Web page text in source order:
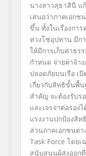
นางสาวสุธาสินี แ
เสนอว่าภาคเอกช
ขึ้น ทั้งในเรื่องกา
ห่วงโซ่อุปทาน มีก
ให้มีการเก็บค่าธร
กำหนด จ่ายค่าจ้า
ปลอดภัยบนเรือ เ
เกี่ยวกับสิทธิขั้นพื้
สำคัญ จะต้องรับร
และเจรจาต่อรอง
แรงงานปกป้องสิท
ส่วนภาคเอกชนต่า
Task Force โดย
สนับสนุนผู้ส่งออก